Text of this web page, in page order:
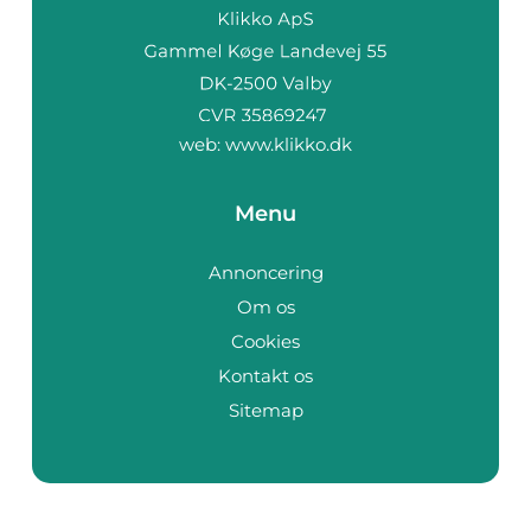
web: www.klikko.dk
Menu
Annoncering
Om os
Cookies
Kontakt os
Sitemap